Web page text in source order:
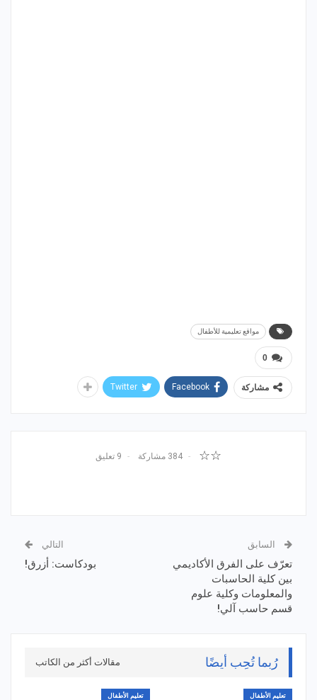
مواقع تعليمية للأطفال
0
مشاركة Facebook
Twitter
☆☆ 384 مشاركة 9 تعليق
السابق
تعرّف على الفرق الأكاديمي
بين كلية الحاسبات
والمعلومات وكلية علوم
قسم حاسب آلي!
التالي
بودكاست: أزرق!
رُبما تُحِب أيضًا مقالات أكثر من الكاتب
تعليم الأطفال تعليم الأطفال